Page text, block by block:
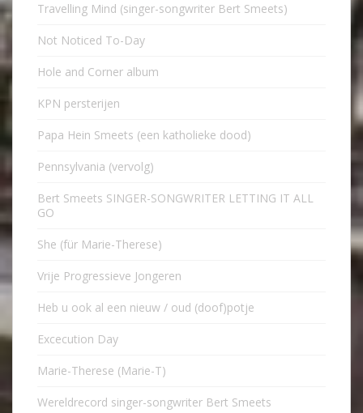
Travelling Mind (singer-songwriter Bert Smeets)
Not Noticed To-Day
Hole and Corner album
KPN persterijen
Papa Hein Smeets (een katholieke dood)
Pennsylvania (vervolg)
Bert Smeets SINGER-SONGWRITER LETTING IT ALL
GO
She (für Marie-Therese)
Vrije Progressieve Jongeren
Heb u ook al een nieuw / oud (doof)potje
Excecution Day
Marie-Therese (Marie-T)
Wereldrecord singer-songwriter Bert Smeets